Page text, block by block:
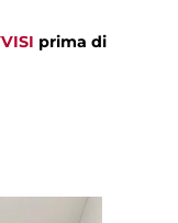
prima di